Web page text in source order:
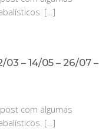
[...]
– 14/05 – 26/07 –
com algumas
[...]